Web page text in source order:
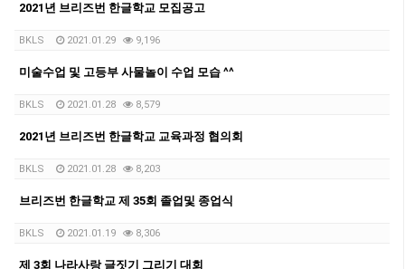
2021년 브리즈번 한글학교 모집공고
BKLS 2021.01.29 9,196
미술수업 및 고등부 사물놀이 수업 모습 ^^
BKLS 2021.01.28 8,579
2021년 브리즈번 한글학교 교육과정 협의회
BKLS 2021.01.28 8,203
브리즈번 한글학교 제 35회 졸업및 종업식
BKLS 2021.01.19 8,306
제 3회 나라사랑 글짓기 그리기 대회